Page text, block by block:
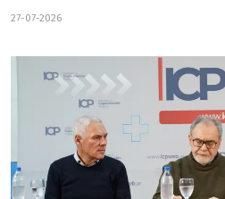
27-07-2026